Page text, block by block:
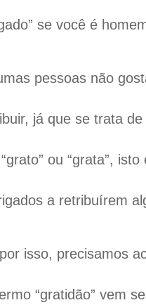
se você é
pessoas não
já que se trata
ou “grata”,
a retribuírem
isso, precisamos
“gratidão” vem